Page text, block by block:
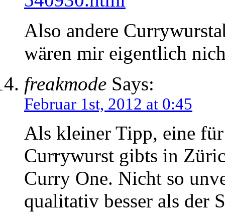
Also andere
wären mir eigentlich
freakmode Says:
Februar 1st, 2012 at 0:45
Als kleiner Tipp, eine
Currywurst gibts in
Curry One. Nicht so
qualitativ besser als der